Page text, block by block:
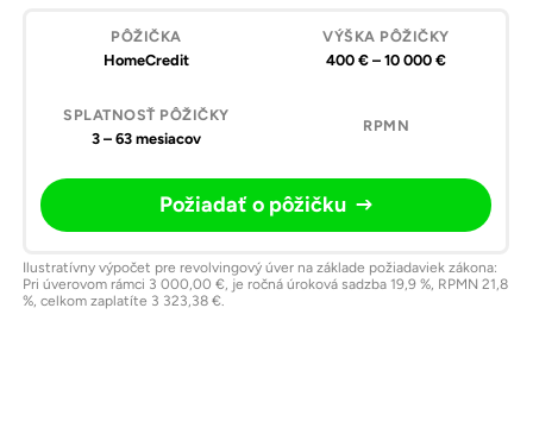
HomeCredit 400 € – 10 000 €
3 – 63 mesiacov
Požiadať o pôžičku
Ilustratívny výpočet pre revolvingový úver na základe požiadaviek zákona:
Pri úverovom rámci 3 000,00 €, je ročná úroková sadzba 19,9 %, RPMN 21,8
%, celkom zaplatíte 3 323,38 €.